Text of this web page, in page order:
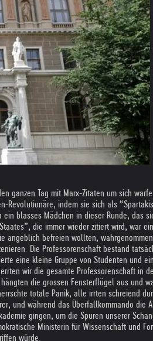
ganzen Tag mit Marx-Zitaten um sich
Revolutionäre, indem sie sich als
blasses Mädchen in dieser Runde, das
die immer wieder zitiert wird, war
angeblich befreien wollten,
Die Professorenschaft bestand
eine kleine Gruppe von Studenten und
wir die gesamte Professorenschaft
die grossen Fensterflügel aus
totale Panik, alle irrten schreiend
und während das Überfallkommando
gingen, um die Spuren unserer
Ministerin für Wissenschaft und
würde.